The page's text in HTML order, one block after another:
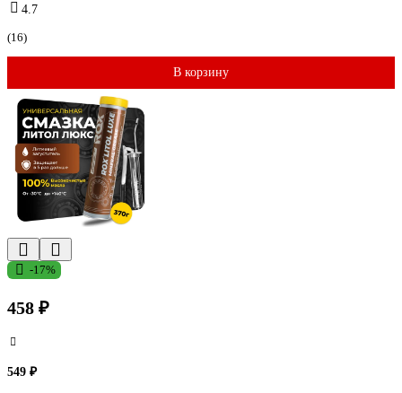
4.7
(16)
В корзину
-17%
458 ₽
549 ₽